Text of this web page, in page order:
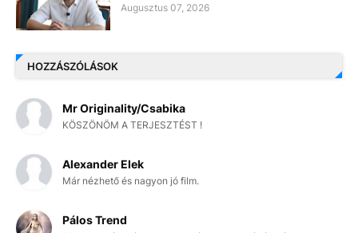
Augusztus 07, 2026
HOZZÁSZÓLÁSOK
Mr Originality/Csabika
KÖSZÖNÖM A TERJESZTÉST !
Alexander Elek
Már nézhető és nagyon jó film.
Pálos Trend